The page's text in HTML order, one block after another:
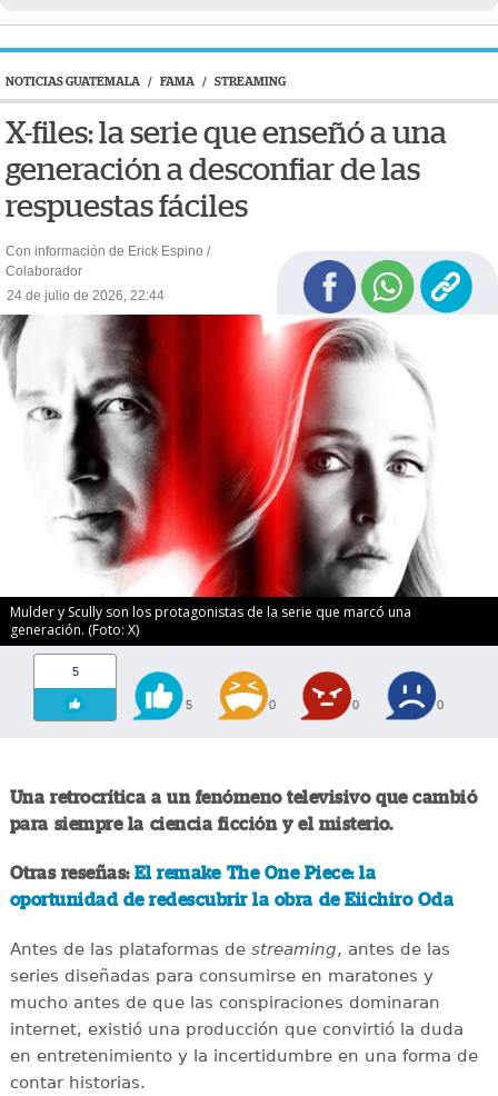
NOTICIAS GUATEMALA / FAMA / STREAMING
X-files: la serie que enseñó a una
generación a desconfiar de las
respuestas fáciles
Con información de Erick Espino /
Colaborador
24 de julio de 2026, 22:44
Mulder y Scully son los protagonistas de la serie que marcó una
generación. (Foto: X)
5
5 0 0 0
Una retrocrítica a un fenómeno televisivo que cambió
para siempre la ciencia ficción y el misterio.
Otras reseñas:El remake The One Piece: la
oportunidad de redescubrir la obra de Eiichiro Oda
Antes de las plataformas de streaming, antes de las
series diseñadas para consumirse en maratones y
mucho antes de que las conspiraciones dominaran
internet, existió una producción que convirtió la duda
en entretenimiento y la incertidumbre en una forma de
contar historias.